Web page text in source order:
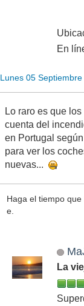
En
Lunes 05
Lo raro es que
cuenta del
en Portugal
para ver los
nuevas...
Haga el tiempo
e.
La